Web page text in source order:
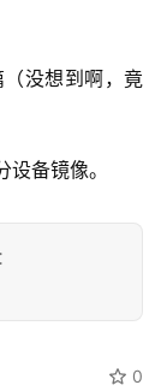
没想到啊，竟
备镜像。
0